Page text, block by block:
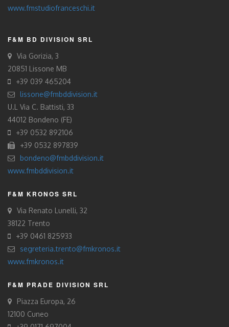
www.fmstudiofranceschi.it
F&M BD DIVISION SRL
Via Gorizia, 3
20851 Lissone MB
+39 039 465204
lissone@fmbddivision.it
U.L Via C. Battisti, 33
44012 Bondeno (FE)
+39 0532 892106
+39 0532 897839
bondeno@fmbddivision.it
www.fmbddivision.it
F&M KRONOS SRL
Via Renato Lunelli, 32
38122 Trento
+39 0461 825933
segreteria.trento@fmkronos.it
www.fmkronos.it
F&M PRADE DIVISION SRL
Piazza Europa, 26
12100 Cuneo